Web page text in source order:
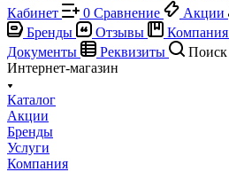
Кабинет
0 Сравнение Акции
Бренды
Отзывы Компания
Документы
Реквизиты Поиск
Интернет-магазин
Каталог
Акции
Бренды
Услуги
Компания